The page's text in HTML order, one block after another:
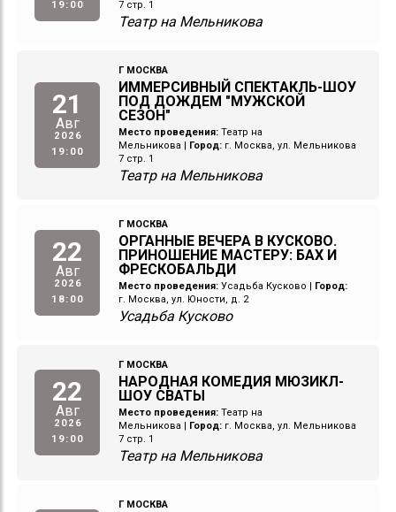
19:00
7 стр. 1
Театр на Мельникова
21
Авг
2026
19:00
Г МОСКВА
ИММЕРСИВНЫЙ СПЕКТАКЛЬ-ШОУ
ПОД ДОЖДЕМ "МУЖСКОЙ
СЕЗОН"
Место проведения: Театр на
Мельникова
Город: г. Москва, ул. Мельникова
7 стр. 1
Театр на Мельникова
22
Авг
2026
18:00
Г МОСКВА
ОРГАННЫЕ ВЕЧЕРА В КУСКОВО.
ПРИНОШЕНИЕ МАСТЕРУ: БАХ И
ФРЕСКОБАЛЬДИ
Место проведения: Усадьба Кусково
Город:
г. Москва, ул. Юности, д. 2
Усадьба Кусково
22
Авг
2026
19:00
Г МОСКВА
НАРОДНАЯ КОМЕДИЯ МЮЗИКЛ-
ШОУ СВАТЫ
Место проведения: Театр на
Мельникова
Город: г. Москва, ул. Мельникова
7 стр. 1
Театр на Мельникова
Г МОСКВА